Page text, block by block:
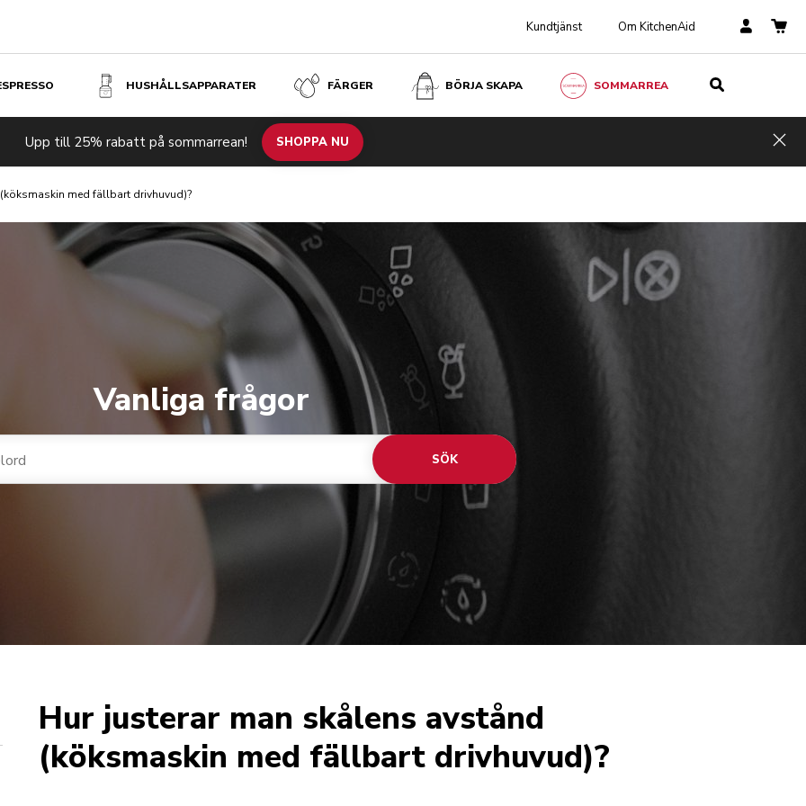
Kundtjänst Om KitchenAid
HUSHÅLLSAPPARATER FÄRGER BÖRJA SKAPA SOMMARREA
Upp till 25% rabatt på sommarrean! SHOPPA NU
med fällbart drivhuvud)?
Vanliga frågor
SÖK
Hur justerar man skålens avstånd
(köksmaskin med fällbart drivhuvud)?